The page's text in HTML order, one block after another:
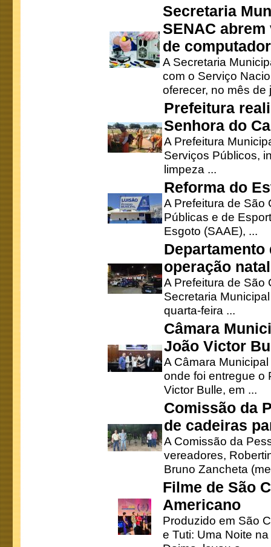
Secretaria
SENAC
de
A Secretaria
com o Serviço
oferecer, no mês de
Prefeitura
Senhora do
A Prefeitura
Serviços Públicos,
limpeza ...
Reforma do
A Prefeitura de São
Públicas e de
Esgoto (SAAE), ...
operação
A Prefeitura de São
Secretaria
quarta-feira ...
Câmara
João Victor
A Câmara
onde foi entregue o
Victor Bulle, em ...
Comissão da
de cadeiras
A Comissão da
vereadores,
Bruno Zancheta
Filme de São
Americano
Produzido em São
e Tuti: Uma Noite